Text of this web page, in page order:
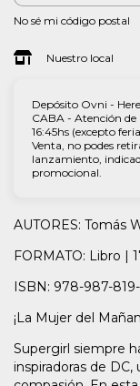
No sé mi código postal
Nuestro local
Depósito Ovni -
CABA - Atención de
16:45hs (excepto
Venta, no podes
lanzamiento,
promocional.
AUTORES: Tomás
FORMATO: Libro |
ISBN: 978-987-
¡La Mujer del
Supergirl siempre
inspiradoras de